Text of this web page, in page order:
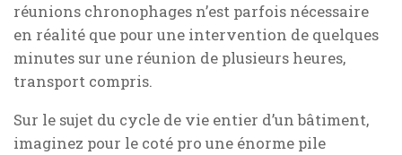
réunions chronophages n’est parfois nécessaire
en réalité que pour une intervention de quelques
minutes sur une réunion de plusieurs heures,
transport compris.
Sur le sujet du cycle de vie entier d’un bâtiment,
imaginez pour le coté pro une énorme pile